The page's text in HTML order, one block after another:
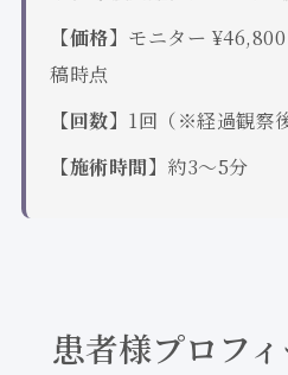
【価格】 モニター
稿時点
【回数】 1回（※経過観察
【施術時間】 約3〜5分
患者様プロフ